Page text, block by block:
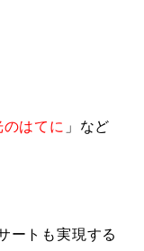
はてに 」など
ートも実現する